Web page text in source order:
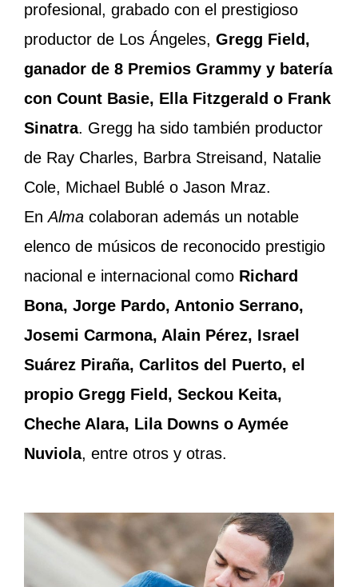
profesional, grabado con el prestigioso
productor de Los Ángeles, Gregg Field,
ganador de 8 Premios Grammy y batería
con Count Basie, Ella Fitzgerald o Frank
Sinatra. Gregg ha sido también productor
de Ray Charles, Barbra Streisand, Natalie
Cole, Michael Bublé o Jason Mraz.
EnAlma colaboran además un notable
elenco de músicos de reconocido prestigio
nacional e internacional como Richard
Bona, Jorge Pardo, Antonio Serrano,
Josemi Carmona, Alain Pérez, Israel
Suárez Piraña, Carlitos del Puerto, el
propio Gregg Field, Seckou Keita,
Cheche Alara, Lila Downs o Aymée
Nuviola, entre otros y otras.